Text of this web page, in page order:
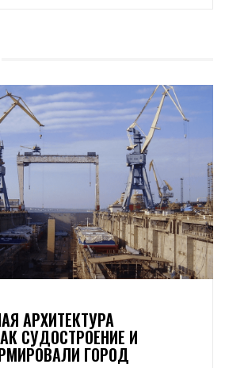
АРХИТЕКТУРА
СУДОСТРОЕНИЕ И
ГОРОД